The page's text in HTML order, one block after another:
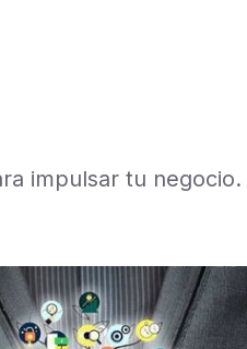
impulsar tu negocio.